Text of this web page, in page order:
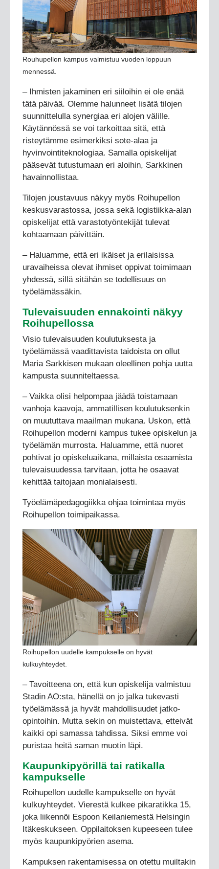
Rouhupellon kampus valmistuu vuoden loppuun
mennessä.
– Ihmisten jakaminen eri siiloihin ei ole enää
tätä päivää. Olemme halunneet lisätä tilojen
suunnittelulla synergiaa eri alojen välille.
Käytännössä se voi tarkoittaa sitä, että
risteytämme esimerkiksi sote-alaa ja
hyvinvointiteknologiaa. Samalla opiskelijat
pääsevät tutustumaan eri aloihin, Sarkkinen
havainnollistaa.
Tilojen joustavuus näkyy myös Roihupellon
keskusvarastossa, jossa sekä logistiikka-alan
opiskelijat että varastotyöntekijät tulevat
kohtaamaan päivittäin.
– Haluamme, että eri ikäiset ja erilaisissa
uravaiheissa olevat ihmiset oppivat toimimaan
yhdessä, sillä sitähän se todellisuus on
työelämässäkin.
Tulevaisuuden ennakointi näkyy
Roihupellossa
Visio tulevaisuuden koulutuksesta ja
työelämässä vaadittavista taidoista on ollut
Maria Sarkkisen mukaan oleellinen pohja uutta
kampusta suunniteltaessa.
– Vaikka olisi helpompaa jäädä toistamaan
vanhoja kaavoja, ammatillisen koulutuksenkin
on muututtava maailman mukana. Uskon, että
Roihupellon moderni kampus tukee opiskelun ja
työelämän murrosta. Haluamme, että nuoret
pohtivat jo opiskeluaikana, millaista osaamista
tulevaisuudessa tarvitaan, jotta he osaavat
kehittää taitojaan monialaisesti.
Työelämäpedagogiikka ohjaa toimintaa myös
Roihupellon toimipaikassa.
Roihupellon uudelle kampukselle on hyvät
kulkuyhteydet.
– Tavoitteena on, että kun opiskelija valmistuu
Stadin AO:sta, hänellä on jo jalka tukevasti
työelämässä ja hyvät mahdollisuudet jatko-
opintoihin. Mutta sekin on muistettava, etteivät
kaikki opi samassa tahdissa. Siksi emme voi
puristaa heitä saman muotin läpi.
Kaupunkipyörillä tai ratikalla
kampukselle
Roihupellon uudelle kampukselle on hyvät
kulkuyhteydet. Vierestä kulkee pikaratikka 15,
joka liikennöi Espoon Keilaniemestä Helsingin
Itäkeskukseen. Oppilaitoksen kupeeseen tulee
myös kaupunkipyörien asema.
Kampuksen rakentamisessa on otettu muiltakin